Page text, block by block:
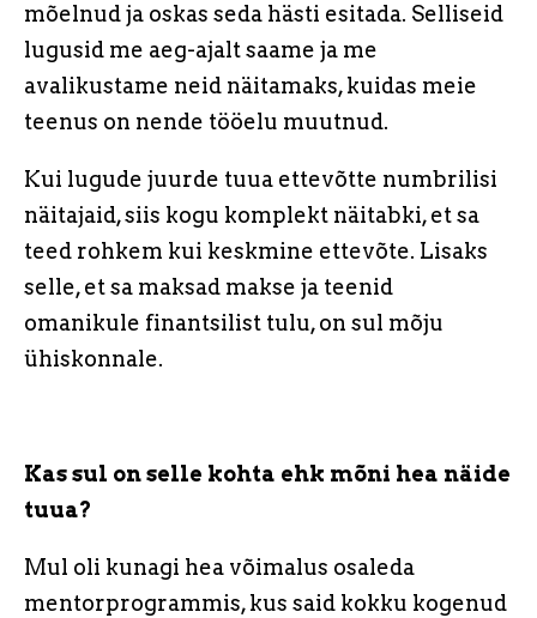
mõelnud ja oskas seda hästi esitada. Selliseid
lugusid me aeg-ajalt saame ja me
avalikustame neid näitamaks, kuidas meie
teenus on nende tööelu muutnud.
Kui lugude juurde tuua ettevõtte numbrilisi
näitajaid, siis kogu komplekt näitabki, et sa
teed rohkem kui keskmine ettevõte. Lisaks
selle, et sa maksad makse ja teenid
omanikule finantsilist tulu, on sul mõju
ühiskonnale.
Kas sul on selle kohta ehk mõni hea näide
tuua?
Mul oli kunagi hea võimalus osaleda
mentorprogrammis, kus said kokku kogenud